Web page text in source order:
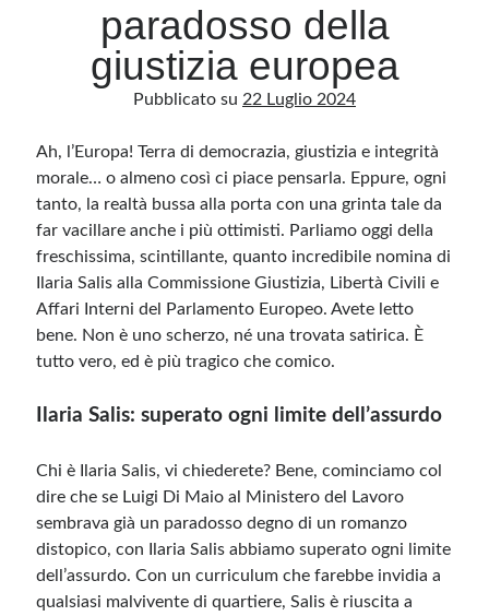
Archivio
Categorie
Categorie
Questo blog non rappresenta una testata giornalistica, in quanto viene aggiornato
senza alcuna periodicità. Non può pertanto considerarsi un prodotto editoriale ai
sensi della legge n· 62 del 7.03.2001. L’autore non è responsabile di quanto
pubblicato dai lettori nei commenti ai vari post. Saranno comunque cancellati quelli
ritenuti offensivi o lesivi dell’immagine o dell’onorabilità di terzi, di genere spam,
considerate di pubblico dominio. Qualora la loro pubblicazione violasse eventuali
diritti d’autore, vi invito a comunicarlo via e-mail a info[at]dinovalle.it e saranno
Meta
Accedi
Feed dei contenuti
paradosso della
giustizia europea
Pubblicato su 22 Luglio 2024
Ah, l’Europa! Terra di democrazia, giustizia e integrità
morale… o almeno così ci piace pensarla. Eppure, ogni
tanto, la realtà bussa alla porta con una grinta tale da
far vacillare anche i più ottimisti. Parliamo oggi della
freschissima, scintillante, quanto incredibile nomina di
Ilaria Salis alla Commissione Giustizia, Libertà Civili e
Affari Interni del Parlamento Europeo. Avete letto
bene. Non è uno scherzo, né una trovata satirica. È
tutto vero, ed è più tragico che comico.
Ilaria Salis: superato ogni limite dell’assurdo
Chi è Ilaria Salis, vi chiederete? Bene, cominciamo col
dire che se Luigi Di Maio al Ministero del Lavoro
sembrava già un paradosso degno di un romanzo
distopico, con Ilaria Salis abbiamo superato ogni limite
dell’assurdo. Con un curriculum che farebbe invidia a
qualsiasi malvivente di quartiere, Salis è riuscita a